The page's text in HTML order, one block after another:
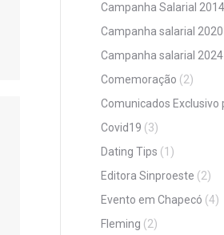
Campanha Salarial 2014
Campanha salarial 2020
Campanha salarial 2024
Comemoração (2)
Comunicados Exclusivo
Covid19 (3)
Dating Tips (1)
Editora Sinproeste (2)
Evento em Chapecó (4)
Fleming (2)